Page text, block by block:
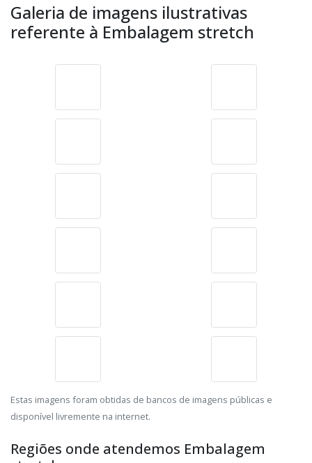
Galeria de imagens ilustrativas
referente à Embalagem stretch
Estas imagens foram obtidas de bancos de imagens públicas e
disponível livremente na internet.
Regiões onde atendemos Embalagem